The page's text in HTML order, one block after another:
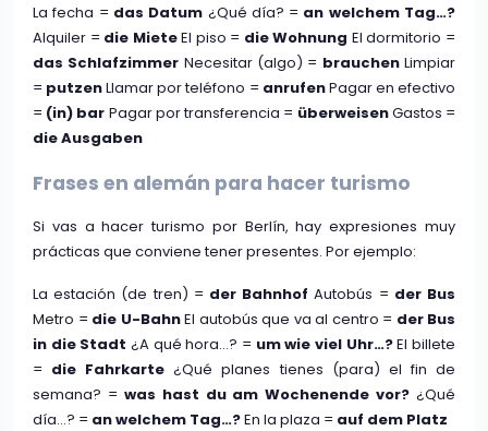
La fecha = das Datum ¿Qué día? = an welchem Tag…?
Alquiler = die MieteEl piso = die Wohnung El dormitorio =
das Schlafzimmer Necesitar (algo) = brauchenLimpiar
= putzenLlamar por teléfono = anrufenPagar en efectivo
= (in) bar Pagar por transferencia = überweisenGastos =
die Ausgaben
Frases en alemán para hacer turismo
Si vas a hacer turismo por Berlín, hay expresiones muy
prácticas que conviene tener presentes. Por ejemplo:
La estación (de tren) = der Bahnhof Autobús = der Bus
Metro = die U-BahnEl autobús que va al centro = der Bus
in die Stadt ¿A qué hora…? = um wie viel Uhr…?El billete
= die Fahrkarte ¿Qué planes tienes (para) el fin de
semana? = was hast du am Wochenende vor? ¿Qué
día…? = an welchem Tag…?En la plaza = auf dem Platz